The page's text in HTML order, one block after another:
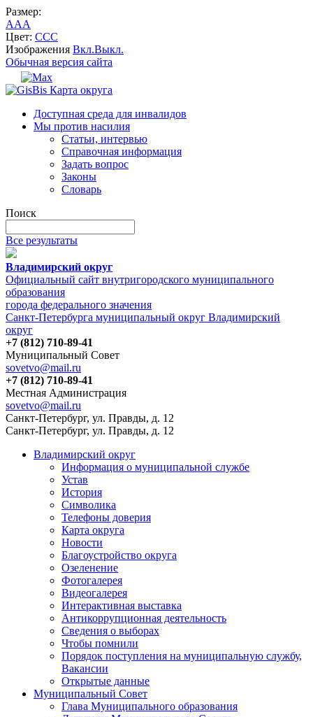
Размер:
AAA
Цвет: CCC
Изображения Вкл.Выкл.
Обычная версия сайта
Карта округа
Доступная среда для инвалидов
Мы против насилия
Статьи, интервью
Справочная информация
Задать вопрос
Законы
Словарь
Поиск
Все результаты
Владимирский округ
Официальный сайт внутригородского муниципального
образования
города федерального значения
Санкт-Петербурга муниципальный округ Владимирский
округ
+7 (812) 710-89-41
Муниципальный Совет
sovetvo@mail.ru
+7 (812) 710-89-41
Местная Администрация
sovetvo@mail.ru
Санкт-Петербург, ул. Правды, д. 12
Санкт-Петербург, ул. Правды, д. 12
Владимирский округ
Информация о муниципальной службе
Устав
История
Символика
Телефоны доверия
Карта округа
Новости
Благоустройство округа
Озеленение
Фотогалерея
Видеогалерея
Интерактивная выставка
Антикоррупционная деятельность
Сведения о выборах
Чтобы помнили
Порядок поступления на муниципальную службу,
Вакансии
Открытые данные
Муниципальный Совет
Глава Муниципального образования